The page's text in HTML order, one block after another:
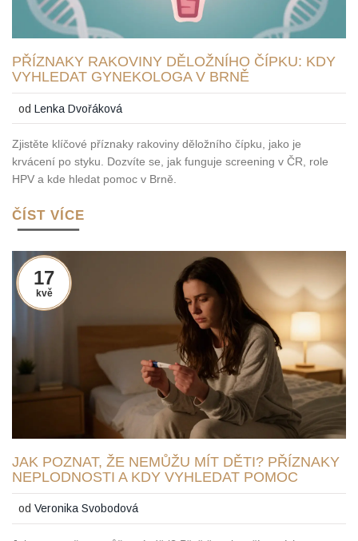
PŘÍZNAKY RAKOVINY DĚLOŽNÍHO ČÍPKU: KDY
VYHLEDAT GYNEKOLOGA V BRNĚ
odLenka Dvořáková
Zjistěte klíčové příznaky rakoviny děložního čípku, jako je
krvácení po styku. Dozvíte se, jak funguje screening v ČR, role
HPV a kde hledat pomoc v Brně.
ČÍST VÍCE
17
kvě
JAK POZNAT, ŽE NEMŮŽU MÍT DĚTI? PŘÍZNAKY
NEPLODNOSTI A KDY VYHLEDAT POMOC
odVeronika Svobodová